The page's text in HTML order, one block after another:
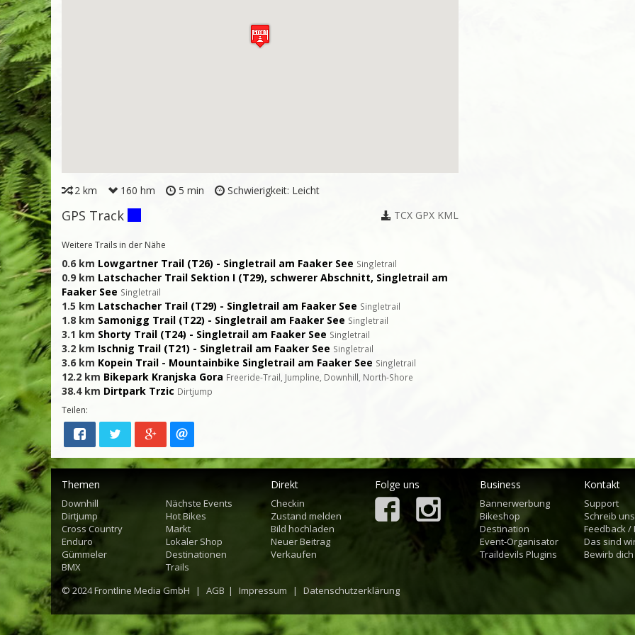
2 km 160 hm 5 min Schwierigkeit: Leicht
GPS Track TCX GPX KML
Weitere Trails in der Nähe
0.6 km Lowgartner Trail (T26) - Singletrail am Faaker See Singletrail
0.9 km Latschacher Trail Sektion I (T29), schwerer Abschnitt, Singletrail am
Faaker See Singletrail
1.5 km Latschacher Trail (T29) - Singletrail am Faaker See Singletrail
1.8 km Samonigg Trail (T22) - Singletrail am Faaker See Singletrail
3.1 km Shorty Trail (T24) - Singletrail am Faaker See Singletrail
3.2 km Ischnig Trail (T21) - Singletrail am Faaker See Singletrail
3.6 km Kopein Trail - Mountainbike Singletrail am Faaker See Singletrail
12.2 km Bikepark Kranjska Gora Freeride-Trail, Jumpline, Downhill, North-Shore
38.4 km Dirtpark Trzic Dirtjump
Teilen:
Themen
Downhill
Dirtjump
Cross Country
Enduro
Gümmeler
BMX
Nächste Events
Hot Bikes
Markt
Lokaler Shop
Destinationen
Trails
Direkt
Checkin
Zustand melden
Bild hochladen
Neuer Beitrag
Verkaufen
Folge uns Business
Bannerwerbung
Bikeshop
Destination
Event-Organisator
Traildevils Plugins
Kontakt
Support
Schreib uns
Feedback /
Das sind
Bewirb dich
© 2024Frontline Media GmbH | AGB | Impressum | Datenschutzerklärung